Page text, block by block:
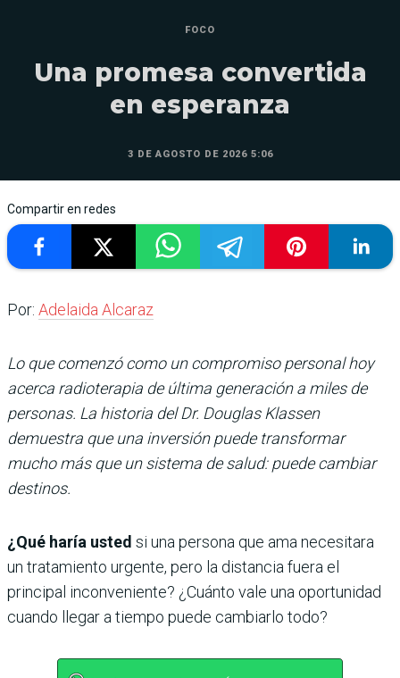
FOCO
Una promesa convertida
en esperanza
3 DE AGOSTO DE 2026 5:06
Compartir en redes
Por: Adelaida Alcaraz
Lo que comenzó como un compromiso personal hoy
acerca radioterapia de última generación a miles de
personas. La historia del Dr. Douglas Klassen
demuestra que una inversión puede transformar
mucho más que un sistema de salud: puede cambiar
destinos.
¿Qué haría usted si una persona que ama necesitara
un tratamiento urgente, pero la distancia fuera el
principal inconveniente? ¿Cuánto vale una oportunidad
cuando llegar a tiempo puede cambiarlo todo?